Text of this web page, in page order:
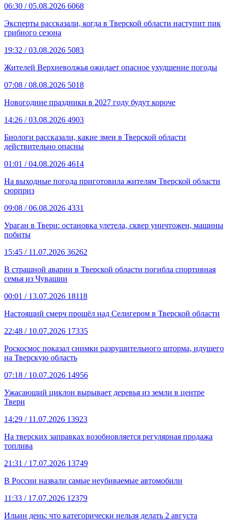
06:30 / 05.08.2026 6068
Эксперты рассказали, когда в Тверской области наступит пик
грибного сезона
19:32 / 03.08.2026 5083
Жителей Верхневолжья ожидает опасное ухудшение погоды
07:08 / 08.08.2026 5018
Новогодние праздники в 2027 году будут короче
14:26 / 03.08.2026 4903
Биологи рассказали, какие змеи в Тверской области
действительно опасны
01:01 / 04.08.2026 4614
На выходные погода приготовила жителям Тверской области
сюрприз
09:08 / 06.08.2026 4331
Ураган в Твери: остановка улетела, сквер уничтожен, машины
побиты
15:45 / 11.07.2026 36262
В страшной аварии в Тверской области погибла спортивная
семья из Чувашии
00:01 / 13.07.2026 18118
Настоящий смерч прошёл над Селигером в Тверской области
22:48 / 10.07.2026 17335
Роскосмос показал снимки разрушительного шторма, идущего
на Тверскую область
07:18 / 10.07.2026 14956
Ужасающий циклон вырывает деревья из земли в центре
Твери
14:29 / 11.07.2026 13923
На тверских заправках возобновляется регулярная продажа
топлива
21:31 / 17.07.2026 13749
В России назвали самые неубиваемые автомобили
11:33 / 17.07.2026 12379
Ильин день: что категорически нельзя делать 2 августа